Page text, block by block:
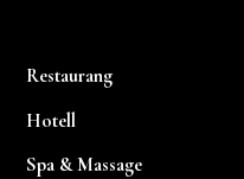
Restaurang
Hotell
Spa & Massage